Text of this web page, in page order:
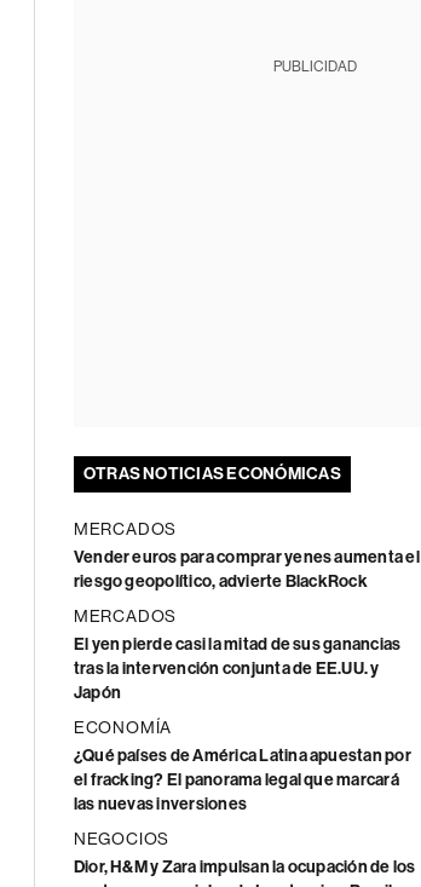
PUBLICIDAD
OTRAS NOTICIAS ECONÓMICAS
MERCADOS
Vender euros para comprar yenes aumenta el
riesgo geopolítico, advierte BlackRock
MERCADOS
El yen pierde casi la mitad de sus ganancias
tras la intervención conjunta de EE.UU. y
Japón
ECONOMÍA
¿Qué países de América Latina apuestan por
el fracking? El panorama legal que marcará
las nuevas inversiones
NEGOCIOS
Dior, H&M y Zara impulsan la ocupación de los